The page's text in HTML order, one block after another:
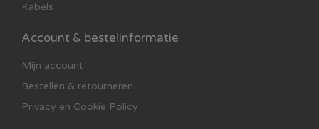
Kabels
Account & bestelinformatie
Mijn account
Bestellen & retourneren
Privacy en Cookie Policy